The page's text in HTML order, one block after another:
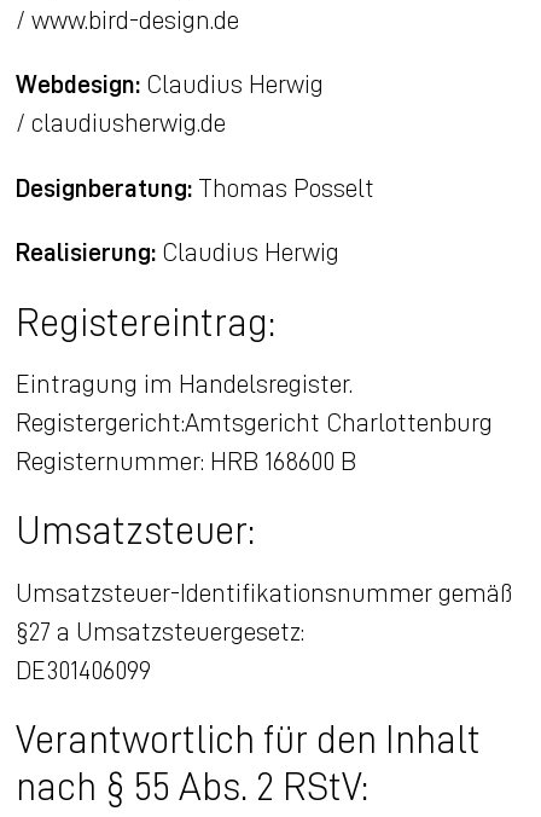
/www.bird-design.de
Webdesign: Claudius Herwig
/claudiusherwig.de
Designberatung: Thomas Posselt
Realisierung: Claudius Herwig
Registereintrag:
Eintragung im Handelsregister.
Registergericht:Amtsgericht Charlottenburg
Registernummer: HRB 168600 B
Umsatzsteuer:
Umsatzsteuer-Identifikationsnummer gemäß
§27 a Umsatzsteuergesetz:
DE301406099
Verantwortlich für den Inhalt
nach § 55 Abs. 2 RStV: